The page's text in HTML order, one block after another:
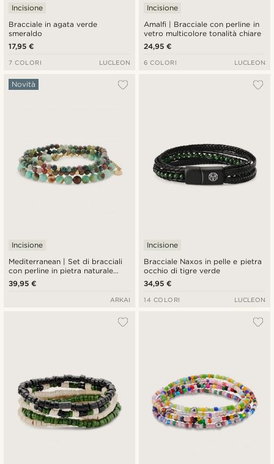
Bracciale in agata verde
smeraldo
Incisione
17,95 €
7 COLORI LUCLEON
Amalfi | Bracciale con perline in
vetro multicolore tonalità chiare
Incisione
24,95 €
6 COLORI LUCLEON
Mediterranean | Set di bracciali
con perline in pietra naturale
ispirati alla costa
Novità
Incisione
39,95 €
ARKAI
Bracciale Naxos in pelle e pietra
occhio di tigre verde
Incisione
34,95 €
14 COLORI LUCLEON